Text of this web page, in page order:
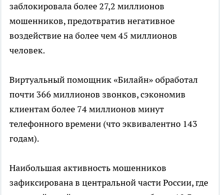
заблокировала более 27,2 миллионов
мошенников, предотвратив негативное
воздействие на более чем 45 миллионов
человек.
Виртуальный помощник «Билайн» обработал
почти 366 миллионов звонков, сэкономив
клиентам более 74 миллионов минут
телефонного времени (что эквивалентно 143
годам).
Наибольшая активность мошенников
зафиксирована в центральной части России, где